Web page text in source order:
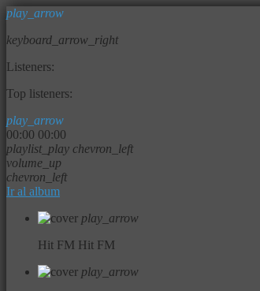
play_arrow
keyboard_arrow_right
Listeners:
Top listeners:
play_arrow
00:00 00:00
playlist_play chevron_left
volume_up
chevron_left
Ir al album
play_arrow
Hit FM Hit FM
play_arrow